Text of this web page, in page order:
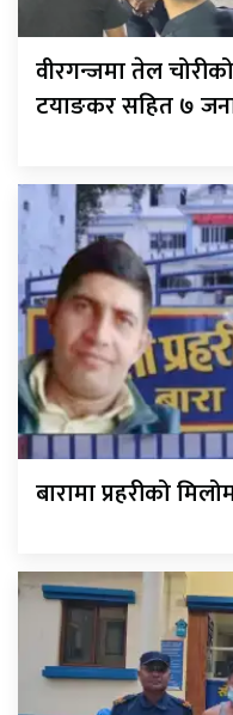
वीरगन्जमा तेल
टयाङकर सहित ७ जना
बारामा प्रहरीको